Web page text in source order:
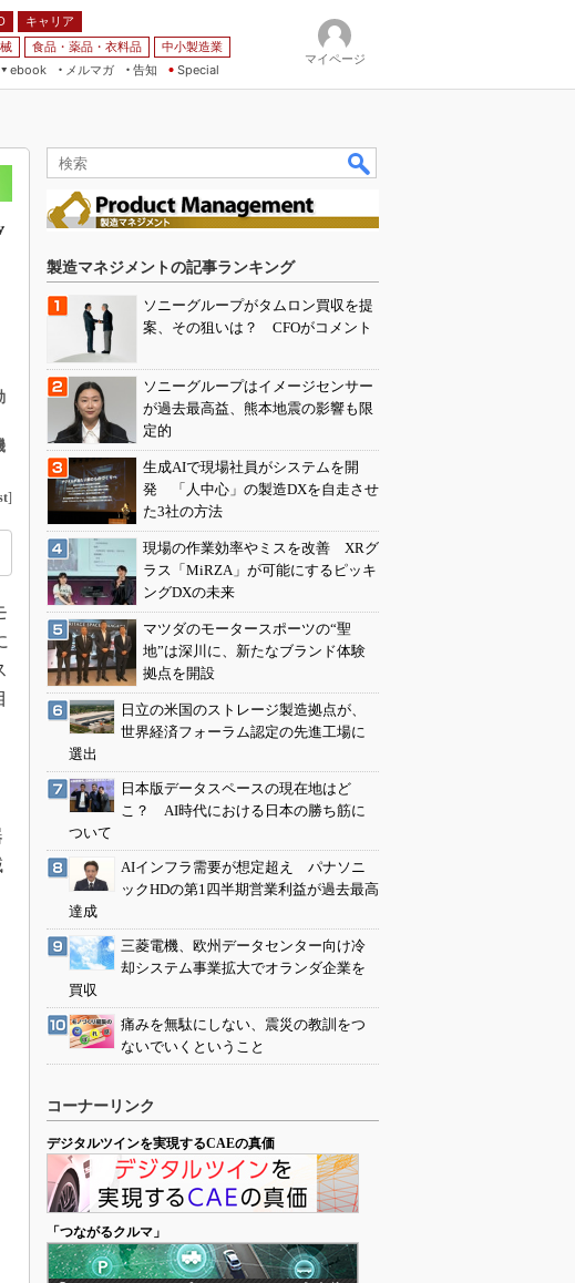
キャリア
食品・薬品・衣料品
中小製造業
ebook
メルマガ
告知 Special
マイページ
]
製造マネジメントの記事ランキング
ソニーグループがタムロン買収を提
案、その狙いは？ CFOがコメント
ソニーグループはイメージセンサー
が過去最高益、熊本地震の影響も限
定的
生成AIで現場社員がシステムを開
発 「人中心」の製造DXを自走させ
た3社の方法
現場の作業効率やミスを改善 XRグ
ラス「MiRZA」が可能にするピッキ
ングDXの未来
マツダのモータースポーツの“聖
地”は深川に、新たなブランド体験
拠点を開設
日立の米国のストレージ製造拠点が、
世界経済フォーラム認定の先進工場に
選出
日本版データスペースの現在地はど
こ？ AI時代における日本の勝ち筋に
ついて
AIインフラ需要が想定超え パナソニ
ックHDの第1四半期営業利益が過去最高
達成
三菱電機、欧州データセンター向け冷
却システム事業拡大でオランダ企業を
買収
痛みを無駄にしない、震災の教訓をつ
ないでいくということ
コーナーリンク
デジタルツインを実現するCAEの真価
「つながるクルマ」